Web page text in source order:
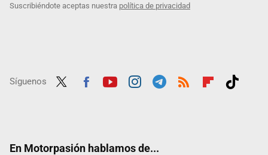
Suscribiéndote aceptas nuestra política de privacidad
Síguenos
En Motorpasión hablamos de...